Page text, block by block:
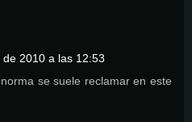
2010 a las 12:53
se suele reclamar en este